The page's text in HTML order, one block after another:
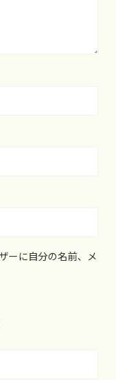
ーに自分の名前、メ